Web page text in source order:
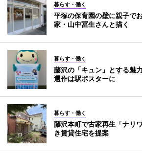
暮らす・働く
平塚の保育園の壁に親子で
家・山中冨生さんと描く
暮らす・働く
藤沢の「キュン」とする魅
選作は駅ポスターに
暮らす・働く
藤沢本町で古家再生「ナ
き賃貸住宅を提案